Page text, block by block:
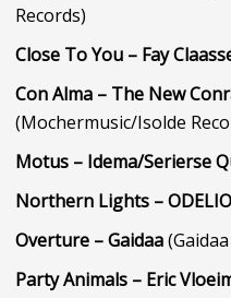
Records)
Close To You – Fay
Con Alma – The New
(Mochermusic/Isolde
Motus – Idema/Serierse
Northern Lights –
Overture – Gaidaa
Party Animals – Eric